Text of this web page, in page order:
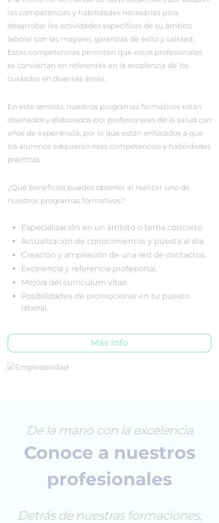
las competencias y habilidades necesarias para
desarrollar las actividades específicas de su ámbito
laboral con las mayores garantías de éxito y calidad.
Estas competencias permiten que estos profesionales
se conviertan en referentes en la excelencia de los
cuidados en diversas áreas.
En este sentido, nuestros programas formativos están
diseñados y elaborados por profesionales de la salud con
años de experiencia, por lo que están enfocados a que
los alumnos adquieran esas competencias y habilidades
prácticas.
¿Qué beneficios puedes obtener al realizar uno de
nuestros programas formativos?
Especialización en un ámbito o tema concreto.
Actualización de conocimientos y puesta al día.
Creación y ampliación de una red de contactos.
Excelencia y referencia profesional.
Mejora del currículum vitae.
Posibilidades de promocionar en tu puesto
laboral.
Más info
De la mano con la excelencia
Conoce a nuestros
profesionales
Detrás de nuestras formaciones,